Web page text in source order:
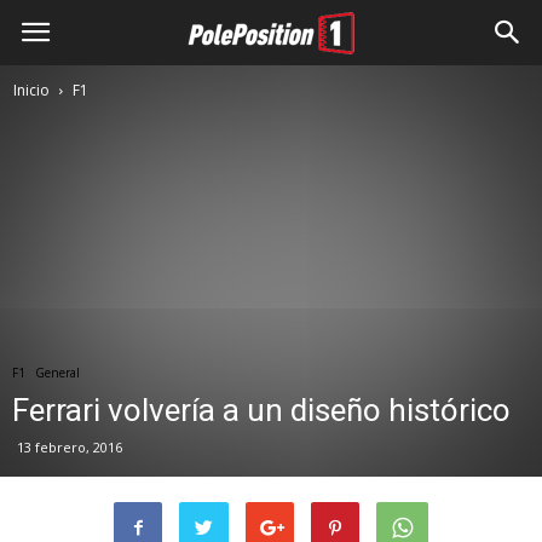
Inicio F1
F1 General
Ferrari volvería a un diseño histórico
13 febrero, 2016